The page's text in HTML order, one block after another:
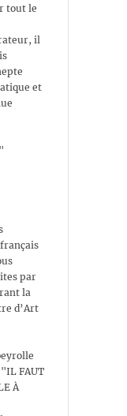
tout le
il
et
par
la
d’Art
FAUT
À